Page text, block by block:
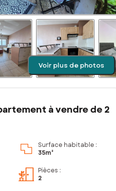
Voir plus de photos
à vendre de 2
Surface habitable :
35m²
Pièces :
2